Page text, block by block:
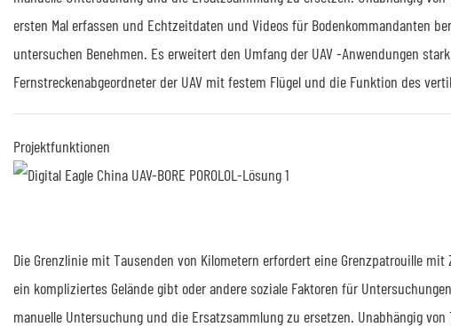
ersten Mal erfassen und Echtzeitdaten und Videos für Bodenkommandanten
untersuchen Benehmen. Es erweitert den Umfang der UAV -Anwendungen
Fernstreckenabgeordneter der UAV mit festem Flügel und die Funktion des
Projektfunktionen
Die Grenzlinie mit Tausenden von Kilometern erfordert eine Grenzpatrouille
ein kompliziertes Gelände gibt oder andere soziale Faktoren für
manuelle Untersuchung und die Ersatzsammlung zu ersetzen. Unabhängig